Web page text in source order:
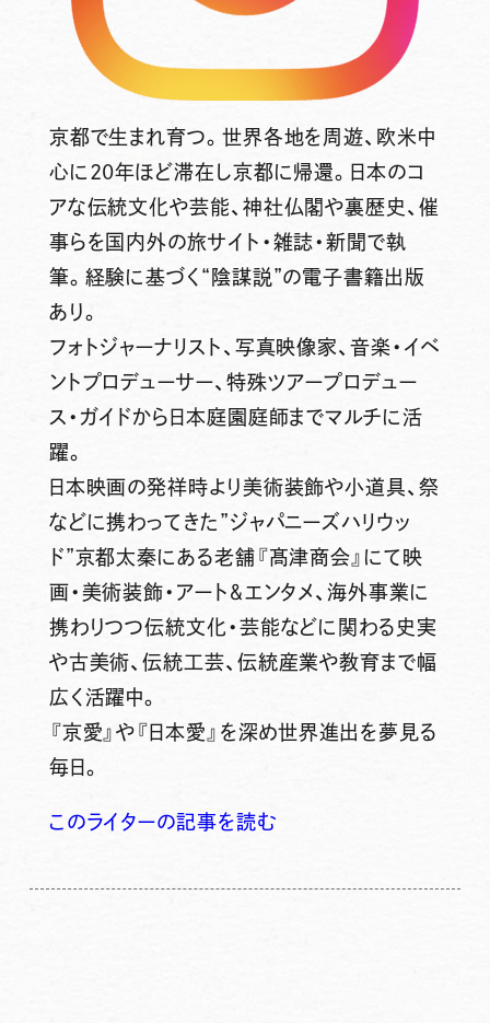
京都で生まれ育つ。世界各地を周遊、欧米中
心に20年ほど滞在し京都に帰還。日本のコ
アな伝統文化や芸能、神社仏閣や裏歴史、催
事らを国内外の旅サイト・雑誌・新聞で執
筆。経験に基づく“陰謀説”の電子書籍出版
あり。
フォトジャーナリスト、写真映像家、音楽・イベ
ントプロデューサー、特殊ツアープロデュー
ス・ガイドから日本庭園庭師までマルチに活
躍。
日本映画の発祥時より美術装飾や小道具、祭
などに携わってきた”ジャパニーズハリウッ
ド”京都太秦にある老舗『髙津商会』にて映
画・美術装飾・アート＆エンタメ、海外事業に
携わりつつ伝統文化・芸能などに関わる史実
や古美術、伝統工芸、伝統産業や教育まで幅
広く活躍中。
『京愛』や『日本愛』を深め世界進出を夢見る
毎日。
このライターの記事を読む